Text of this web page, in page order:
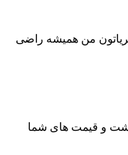
من همیشه راضی
و قیمت های شما